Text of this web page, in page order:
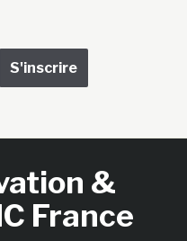
&
France